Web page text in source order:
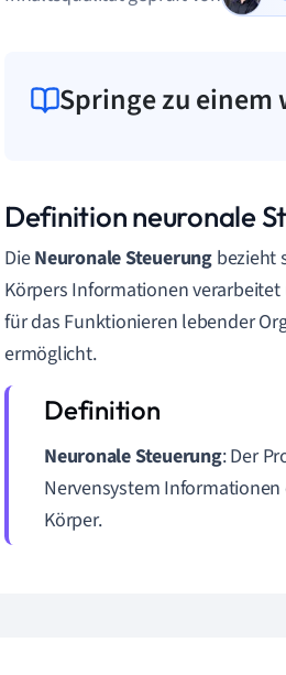
Springe zu
Definition neuronale
DieNeuronale Steuerungbezieht
Körpers Informationen
für das Funktionieren lebender
ermöglicht.
Neuronale Steuerung: Der
Nervensystem
Körper.